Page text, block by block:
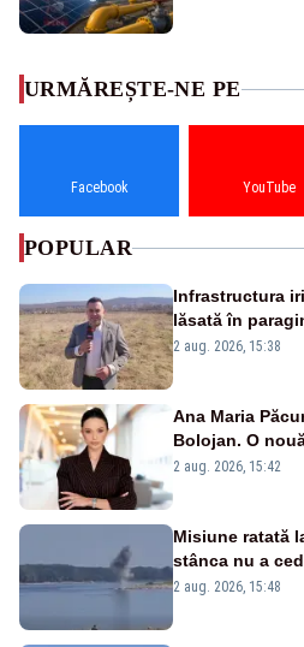
URMĂREȘTE-NE PE
Facebook YouTube
POPULAR
Infrastructura
lăsată în
2 aug. 2026, 15:38
Ana Maria
Bolojan. O
emisiunii „Miza
2 aug. 2026, 15:42
Misiune ratată
stânca nu a
detonările luni –
2 aug. 2026, 15:48